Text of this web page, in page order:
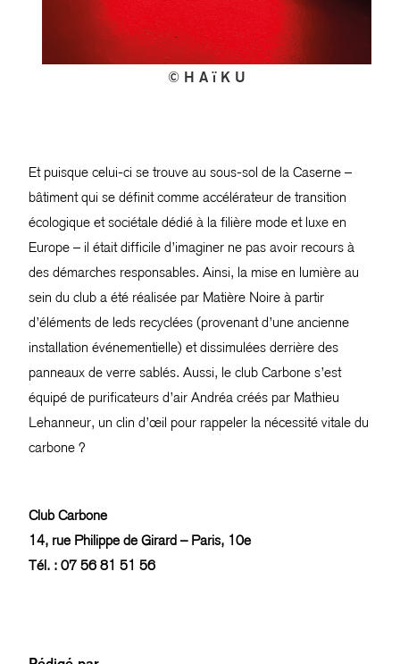
© H A ï K U
Et puisque celui-ci se trouve au sous-sol de la Caserne –
bâtiment qui se définit comme accélérateur de transition
écologique et sociétale dédié à la filière mode et luxe en
Europe – il était difficile d’imaginer ne pas avoir recours à
des démarches responsables. Ainsi, la mise en lumière au
sein du club a été réalisée par Matière Noire à partir
d’éléments de leds recyclées (provenant d’une ancienne
installation événementielle) et dissimulées derrière des
panneaux de verre sablés. Aussi, le club Carbone s’est
équipé de purificateurs d’air Andréa créés par Mathieu
Lehanneur, un clin d’œil pour rappeler la nécessité vitale du
carbone ?
Club Carbone
14, rue Philippe de Girard – Paris, 10e
Tél. : 07 56 81 51 56